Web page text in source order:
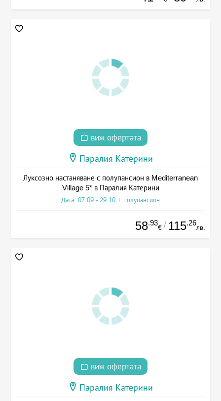
виж офертата
Паралия Катерини
Луксозно настаняване с полупансион в Mediterranean
Village 5* в Паралия Катерини
Дата: 07.09 - 29.10 + полупансион
58.93
€ / 115.26
лв.
виж офертата
Паралия Катерини